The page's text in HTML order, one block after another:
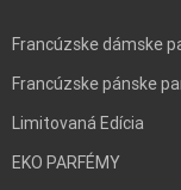
Francúzske dámske
Francúzske pánske
Limitovaná Edícia
EKO PARFÉMY